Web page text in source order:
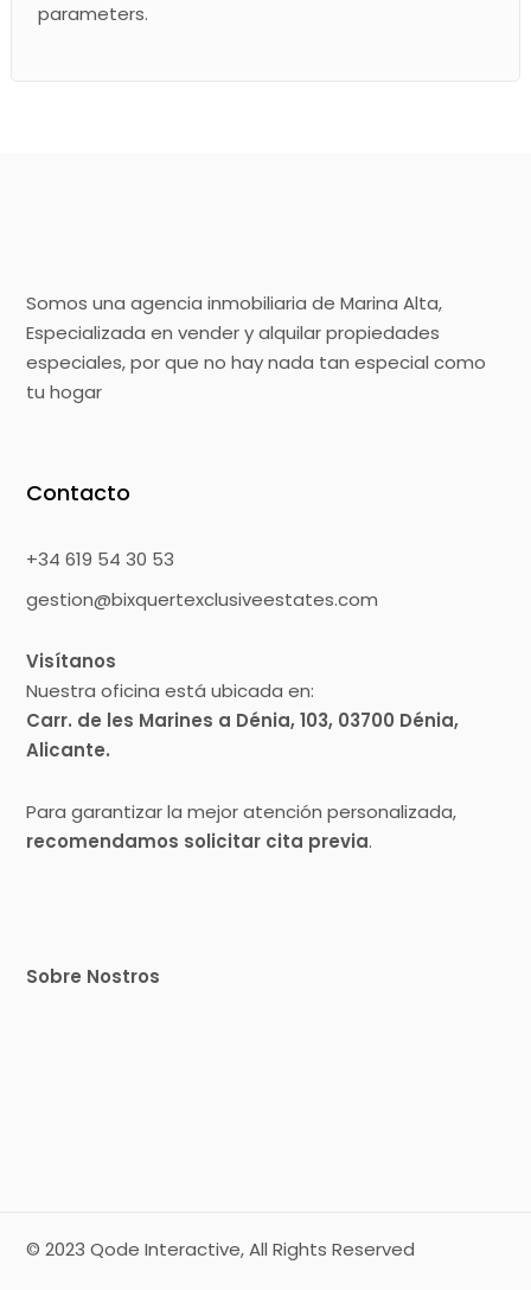
parameters.
Somos una agencia inmobiliaria de Marina Alta,
Especializada en vender y alquilar propiedades
especiales, por que no hay nada tan especial como
tu hogar
Contacto
+34 619 54 30 53
gestion@bixquertexclusiveestates.com
Visítanos
Nuestra oficina está ubicada en:
Carr. de les Marines a Dénia, 103, 03700 Dénia,
Alicante.
Para garantizar la mejor atención personalizada,
recomendamos solicitar cita previa.
Sobre Nostros
© 2023Qode Interactive, All Rights Reserved